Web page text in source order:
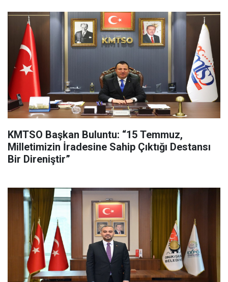
KMTSO Başkan Buluntu: “15 Temmuz,
Milletimizin İradesine Sahip Çıktığı Destansı
Bir Direniştir”